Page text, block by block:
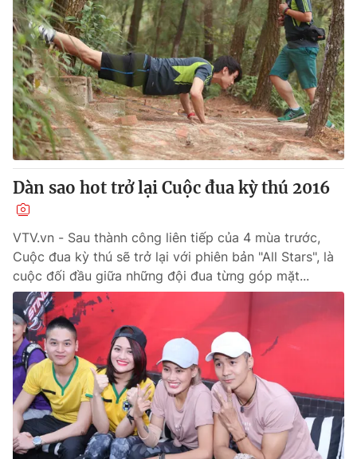
Dàn sao hot trở lại Cuộc đua kỳ thú 2016
VTV.vn - Sau thành công liên tiếp của 4 mùa trước,
Cuộc đua kỳ thú sẽ trở lại với phiên bản "All Stars", là
cuộc đối đầu giữa những đội đua từng góp mặt...